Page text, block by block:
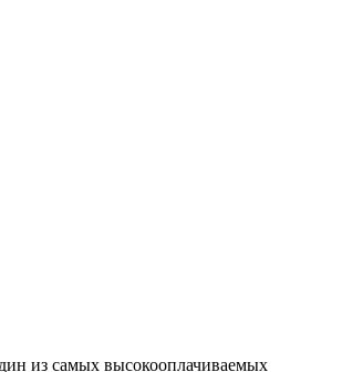
из самых высокооплачиваемых